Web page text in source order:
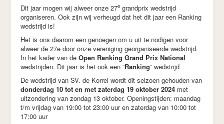
Dit jaar mogen wij alweer onze 27e grandprix wedstrijd
organiseren. Ook zijn wij verheugd dat het dit jaar een Ranking
wedstrijd is!
Het is ons daarom een genoegen om u uit te nodigen voor
alweer de 27e door onze vereniging georganiseerde wedstrijd.
In het kader van de Open Ranking Grand Prix National
wedstrijden. Dit jaar is het ook een “Ranking” wedstrijd
De wedstrijd van SV. de Korrel wordt dit seizoen gehouden van
donderdag 10 tot en met zaterdag 19 oktober 2024 met
uitzondering van zondag 13 oktober. Openingstijden: maandag
t/m vrijdag van 19:00 tot 23:00 uur en zaterdag van 10:00 tot
17:00 uur